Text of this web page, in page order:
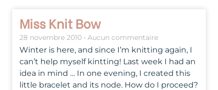
Miss Knit Bow
28 novembre 2010 Aucun commentaire
Winter is here, and since I’m knitting again, I
can’t help myself kintting! Last week I had an
idea in mind … In one evening, I created this
little bracelet and its node. How do I proceed?